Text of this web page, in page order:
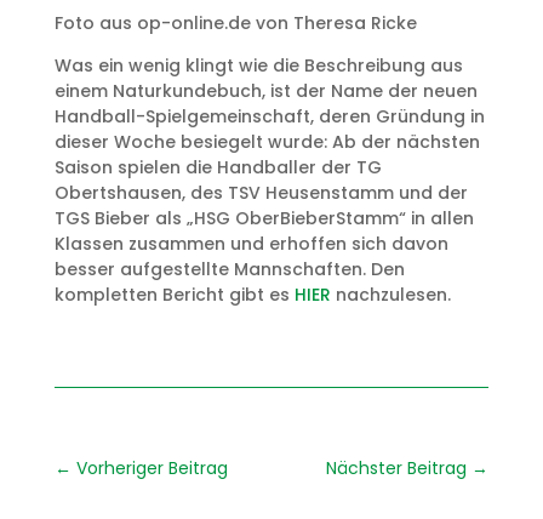
Foto aus op-online.de von Theresa Ricke
Was ein wenig klingt wie die Beschreibung aus
einem Naturkundebuch, ist der Name der neuen
Handball-Spielgemeinschaft, deren Gründung in
dieser Woche besiegelt wurde: Ab der nächsten
Saison spielen die Handballer der TG
Obertshausen, des TSV Heusenstamm und der
TGS Bieber als „HSG OberBieberStamm“ in allen
Klassen zusammen und erhoffen sich davon
besser aufgestellte Mannschaften. Den
kompletten Bericht gibt es HIER nachzulesen.
← Vorheriger Beitrag Nächster Beitrag →